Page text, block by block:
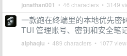
jonathan001 • 46 characters • 3149
一款跑在终端里的本地优先密
TUI 管理账号、密钥和安全笔记
alphaqiu • 489 characters • 1077